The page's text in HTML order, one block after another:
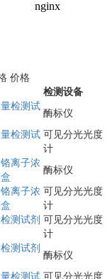
价格
检测设备
检测试 酶标仪
检测试 可见分光光度
计
离子浓 酶标仪
离子浓 可见分光光度
计
测试剂 可见分光光度
计
测试剂 酶标仪
检测试 可见分光光度